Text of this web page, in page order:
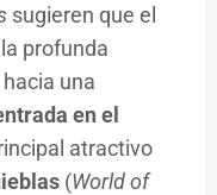
sugieren que el
profunda
una
en el
atractivo
(World of